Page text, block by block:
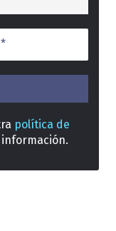
política de